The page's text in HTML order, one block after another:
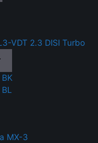
VDT 2.3 DISI Turbo
MX-3